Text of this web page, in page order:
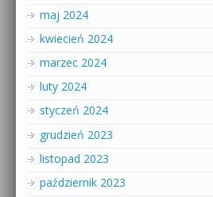
maj 2024
kwiecień 2024
marzec 2024
luty 2024
styczeń 2024
grudzień 2023
listopad 2023
październik 2023